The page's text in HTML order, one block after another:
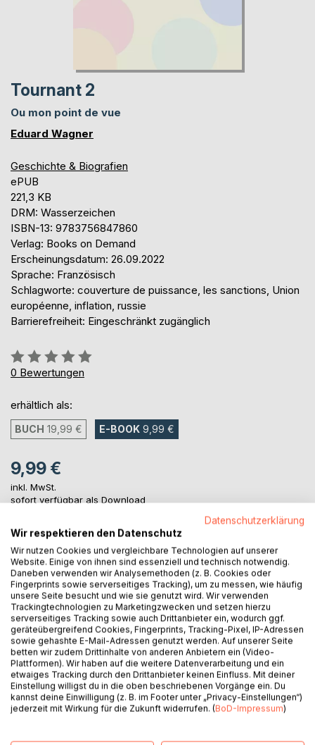
Tournant 2
Ou mon point de vue
Eduard Wagner
Geschichte & Biografien
ePUB
221,3 KB
DRM: Wasserzeichen
ISBN-13: 9783756847860
Verlag: Books on Demand
Erscheinungsdatum: 26.09.2022
Sprache: Französisch
Schlagworte: couverture de puissance, les sanctions, Union
européenne, inflation, russie
Barrierefreiheit: Eingeschränkt zugänglich
Bewertung::
0%
0 Bewertungen
erhältlich als:
BUCH 19,99 € E-BOOK 9,99 €
9,99 €
inkl. MwSt.
sofort verfügbar als Download
IN DEN WARENKORB
Auf die Merkliste
Titel bewerten
BESCHREIBUNG
Datenschutzerklärung
Wir respektieren den Datenschutz
Wir nutzen Cookies und vergleichbare Technologien auf unserer
Website. Einige von ihnen sind essenziell und technisch notwendig.
Daneben verwenden wir Analysemethoden (z. B. Cookies oder
Fingerprints sowie serverseitiges Tracking), um zu messen, wie häufig
unsere Seite besucht und wie sie genutzt wird. Wir verwenden
Trackingtechnologien zu Marketingzwecken und setzen hierzu
serverseitiges Tracking sowie auch Drittanbieter ein, wodurch ggf.
geräteübergreifend Cookies, Fingerprints, Tracking-Pixel, IP-Adressen
sowie gehashte E-Mail-Adressen genutzt werden. Auf unserer Seite
betten wir zudem Drittinhalte von anderen Anbietern ein (Video-
Plattformen). Wir haben auf die weitere Datenverarbeitung und ein
etwaiges Tracking durch den Drittanbieter keinen Einfluss. Mit deiner
Einstellung willigst du in die oben beschriebenen Vorgänge ein. Du
kannst deine Einwilligung (z. B. im Footer unter „Privacy-Einstellungen“)
jederzeit mit Wirkung für die Zukunft widerrufen. (BoD-Impressum)